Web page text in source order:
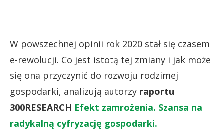
W powszechnej opinii rok 2020 stał się czasem
e-rewolucji. Co jest istotą tej zmiany i jak może
się ona przyczynić do rozwoju rodzimej
gospodarki, analizują autorzy raportu
300RESEARCH Efekt zamrożenia. Szansa na
radykalną cyfryzację gospodarki.